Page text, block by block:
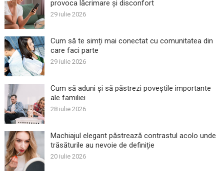
provoca lăcrimare și disconfort
29 iulie 2026
Cum să te simți mai conectat cu comunitatea din
care faci parte
29 iulie 2026
Cum să aduni și să păstrezi poveștile importante
ale familiei
28 iulie 2026
Machiajul elegant păstrează contrastul acolo unde
trăsăturile au nevoie de definiție
20 iulie 2026